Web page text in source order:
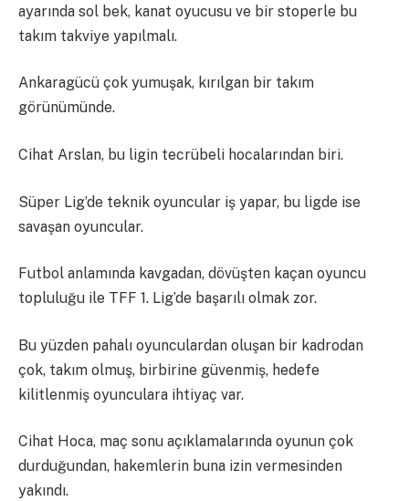
ayarında sol bek, kanat oyucusu ve bir stoperle bu
takım takviye yapılmalı.
Ankaragücü çok yumuşak, kırılgan bir takım
görünümünde.
Cihat Arslan, bu ligin tecrübeli hocalarından biri.
Süper Lig’de teknik oyuncular iş yapar, bu ligde ise
savaşan oyuncular.
Futbol anlamında kavgadan, dövüşten kaçan oyuncu
topluluğu ile TFF 1. Lig’de başarılı olmak zor.
Bu yüzden pahalı oyunculardan oluşan bir kadrodan
çok, takım olmuş, birbirine güvenmiş, hedefe
kilitlenmiş oyunculara ihtiyaç var.
Cihat Hoca, maç sonu açıklamalarında oyunun çok
durduğundan, hakemlerin buna izin vermesinden
yakındı.